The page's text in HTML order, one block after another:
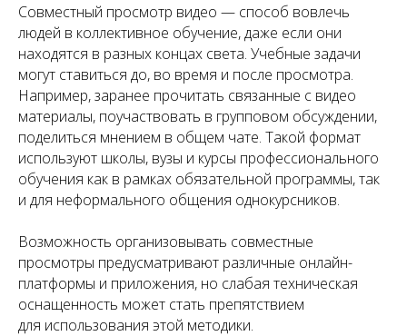
Совместный просмотр видео — способ вовлечь
людей в коллективное обучение, даже если они
находятся в разных концах света. Учебные задачи
могут ставиться до, во время и после просмотра.
Например, заранее прочитать связанные с видео
материалы, поучаствовать в групповом обсуждении,
поделиться мнением в общем чате. Такой формат
используют школы, вузы и курсы профессионального
обучения как в рамках обязательной программы, так
и для неформального общения однокурсников.
Возможность организовывать совместные
просмотры предусматривают различные онлайн-
платформы и приложения, но слабая техническая
оснащенность может стать препятствием
для использования этой методики.